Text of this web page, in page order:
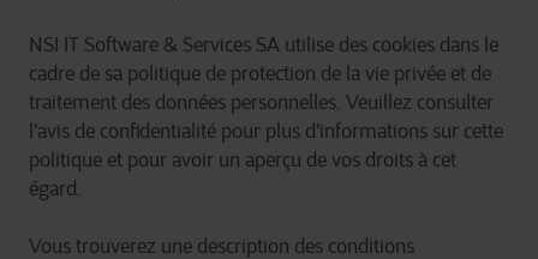
NSI IT Software & Services SA utilise des cookies dans le
cadre de sa politique de protection de la vie privée et de
traitement des données personnelles. Veuillez consulter
l'avis de confidentialité pour plus d'informations sur cette
politique et pour avoir un aperçu de vos droits à cet
égard.
Vous trouverez une description des conditions